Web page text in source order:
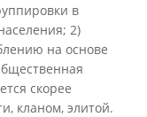
в
2)
на основе
скорее
кланом, элитой.